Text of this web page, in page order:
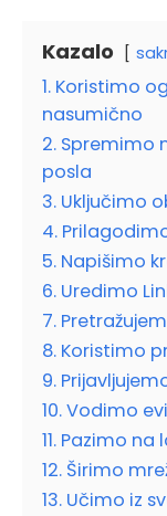
Kazalo
1. Koristimo
nasumično
2. Spremimo
posla
3. Uključimo
4.
5. Napišimo
6. Uredimo
7.
8. Koristimo
9.
10. Vodimo
11. Pazimo
12. Širimo
13. Učimo iz